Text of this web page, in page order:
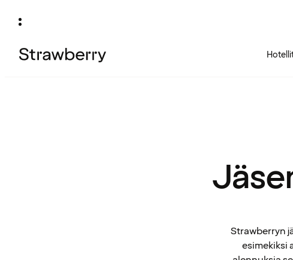
Strawberryn
esimekiksi